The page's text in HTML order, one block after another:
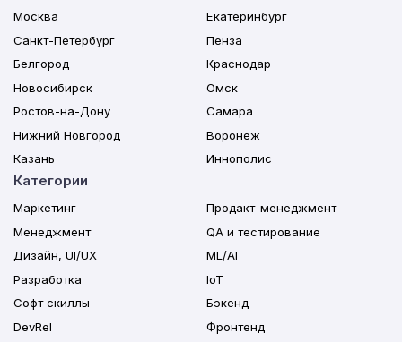
Москва
Санкт-Петербург
Белгород
Новосибирск
Ростов-на-Дону
Нижний Новгород
Казань
Екатеринбург
Пенза
Краснодар
Омск
Самара
Воронеж
Иннополис
Категории
Маркетинг
Менеджмент
Дизайн, UI/UX
Разработка
Софт скиллы
DevRel
Продакт-менеджмент
QA и тестирование
ML/AI
IoT
Бэкенд
Фронтенд